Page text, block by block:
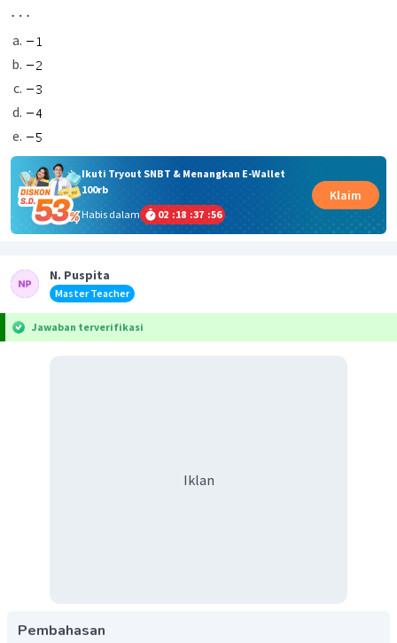
…
Ikuti Tryout SNBT & Menangkan E-Wallet
100rb
Habis dalam
02 :18 :37 :56
Klaim
N. Puspita
Master Teacher
Jawaban terverifikasi
Iklan
Pembahasan